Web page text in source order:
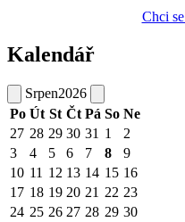
Chci
Kalendář
Srpen2026
Po Út St Čt Pá So Ne
27 28 29 30 31 1
2
3
4 5 6 7 8
9
10 11 12 13 14 15 16
17 18 19 20 21 22 23
24 25 26 27 28 29 30